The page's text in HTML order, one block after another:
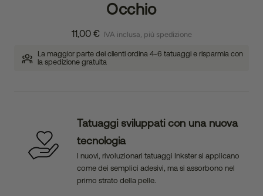
Occhio
11,00 € IVA inclusa, più spedizione
La maggior parte dei clienti ordina 4-6 tatuaggi e risparmia con
la spedizione gratuita
Tatuaggi sviluppati con una nuova
tecnologia
I nuovi, rivoluzionari tatuaggi Inkster si applicano
come dei semplici adesivi, ma si assorbono nel
primo strato della pelle.